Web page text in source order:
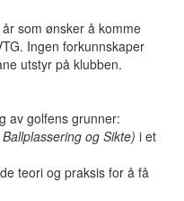
som ønsker å komme
Ingen forkunnskaper
utstyr på klubben.
av golfens grunner:
og Sikte) i et
teori og praksis for å få